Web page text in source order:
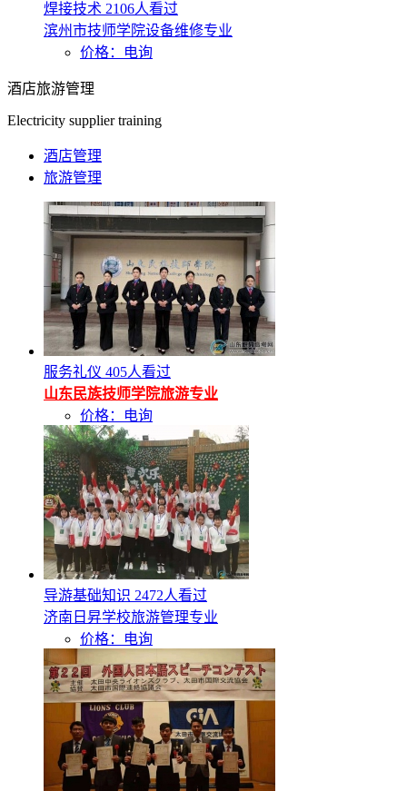
焊接技术 2106人看过
滨州市技师学院设备维修专业
价格：电询
酒店旅游管理
Electricity supplier training
酒店管理
旅游管理
服务礼仪 405人看过
山东民族技师学院旅游专业
价格：电询
导游基础知识 2472人看过
济南日昇学校旅游管理专业
价格：电询